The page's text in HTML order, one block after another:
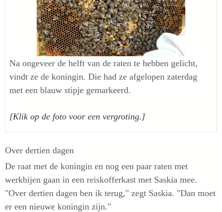
Na ongeveer de helft van de raten te hebben gelicht,
vindt ze de koningin. Die had ze afgelopen zaterdag
met een blauw stipje gemarkeerd.
[Klik op de foto voor een vergroting.]
Over dertien dagen
De raat met de koningin en nog een paar raten met
werkbijen gaan in een reiskofferkast met Saskia mee.
"Over dertien dagen ben ik terug," zegt Saskia. "Dan moet
er een nieuwe koningin zijn."